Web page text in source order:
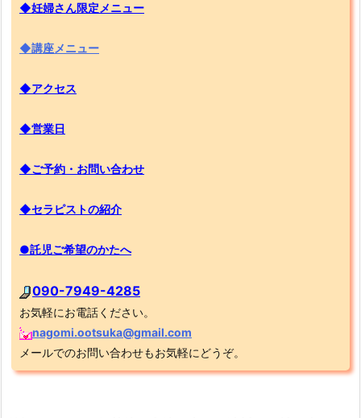
◆妊婦さん限定メニュー
◆講座メニュー
◆アクセス
◆営業日
◆ご予約・お問い合わせ
◆セラピストの紹介
●託児ご希望のかたへ
090-7949-4285
お気軽にお電話ください。
nagomi.ootsuka@gmail.com
メールでのお問い合わせもお気軽にどうぞ。